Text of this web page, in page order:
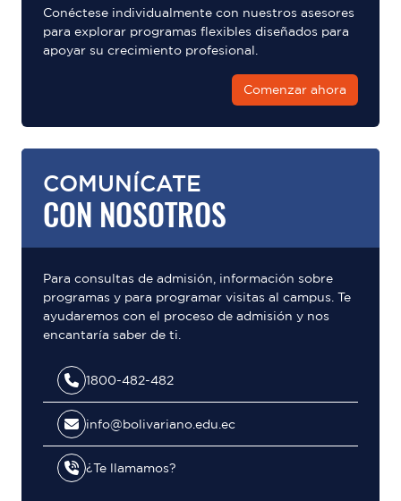
Conéctese individualmente con nuestros asesores
para explorar programas flexibles diseñados para
apoyar su crecimiento profesional.
Comenzar ahora
COMUNÍCATE
CON NOSOTROS
Para consultas de admisión, información sobre
programas y para programar visitas al campus. Te
ayudaremos con el proceso de admisión y nos
encantaría saber de ti.
1800-482-482
info@bolivariano.edu.ec
¿Te llamamos?